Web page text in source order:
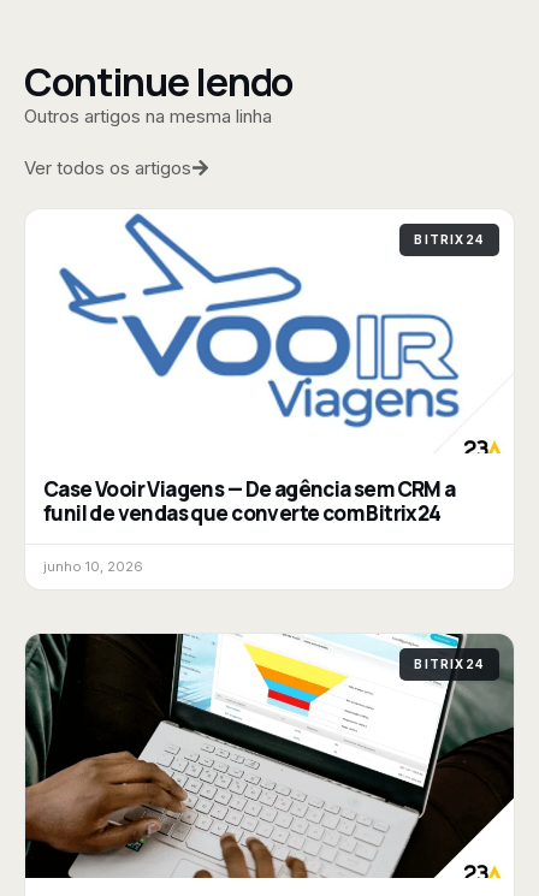
Continue lendo
Outros artigos na mesma linha
Ver todos os artigos
BITRIX24
Case Vooir Viagens — De agência sem CRM a
funil de vendas que converte com Bitrix24
junho 10, 2026
BITRIX24